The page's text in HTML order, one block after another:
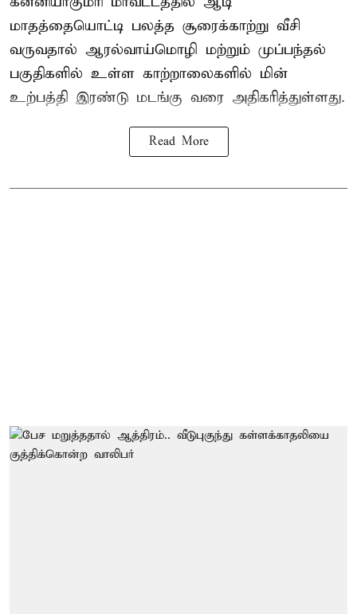
மாதத்தையொட்டி பலத்த சூரைக்காற்று வீசி
வருவதால் ஆரல்வாய்மொழி மற்றும் முப்பந்தல்
பகுதிகளில் உள்ள காற்றாலைகளில் மின்
உற்பத்தி இரண்டு மடங்கு வரை அதிகரித்துள்ளது.
Read More